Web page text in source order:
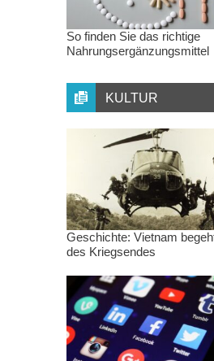
So finden Sie das richtige
Nahrungsergänzungsmittel
KULTUR
Geschichte: Vietnam
des Kriegsendes